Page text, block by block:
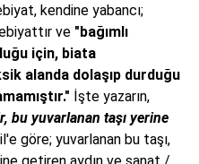
kendine yabancı;
ve "bağımlı
için, biata
alanda dolaşıp durduğu
İşte yazarın,
bu yuvarlanan taşı yerine
göre; yuvarlanan bu taşı,